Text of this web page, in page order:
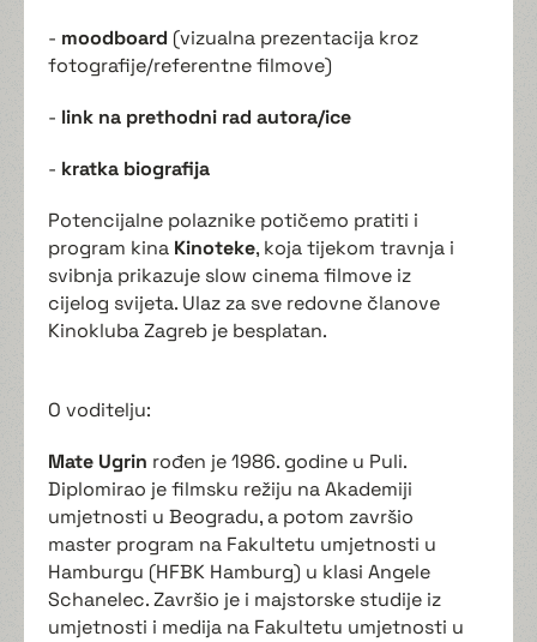
- moodboard (vizualna prezentacija kroz
fotografije/referentne filmove)
- link na prethodni rad autora/ice
- kratka biografija
Potencijalne polaznike potičemo pratiti i
program kina Kinoteke, koja tijekom travnja i
svibnja prikazuje slow cinema filmove iz
cijelog svijeta. Ulaz za sve redovne članove
Kinokluba Zagreb je besplatan.
O voditelju:
Mate Ugrin rođen je 1986. godine u Puli.
Diplomirao je filmsku režiju na Akademiji
umjetnosti u Beogradu, a potom završio
master program na Fakultetu umjetnosti u
Hamburgu (HFBK Hamburg) u klasi Angele
Schanelec. Završio je i majstorske studije iz
umjetnosti i medija na Fakultetu umjetnosti u